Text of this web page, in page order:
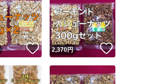
いいね！
2,370円 いいね！